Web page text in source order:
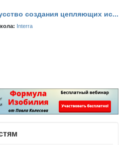
создания цепляющих ис...
Interra